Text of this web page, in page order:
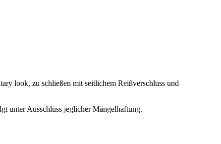
look, zu schließen mit seitlichem Reißverschluss und
unter Ausschluss jeglicher Mängelhaftung.